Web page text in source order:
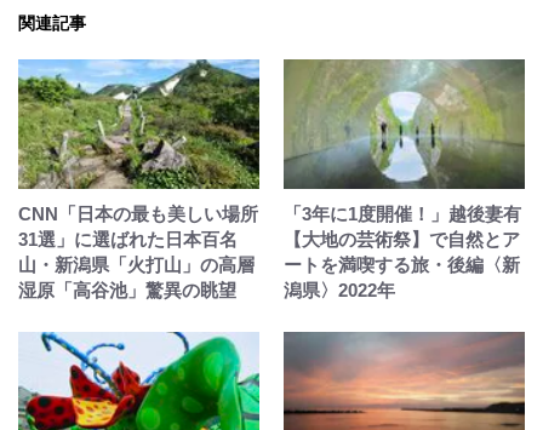
関連記事
CNN「日本の最も美しい場所
31選」に選ばれた日本百名
山・新潟県「火打山」の高層
湿原「高谷池」驚異の眺望
「3年に1度開催！」越後妻有
【大地の芸術祭】で自然とア
ートを満喫する旅・後編〈新
潟県〉2022年